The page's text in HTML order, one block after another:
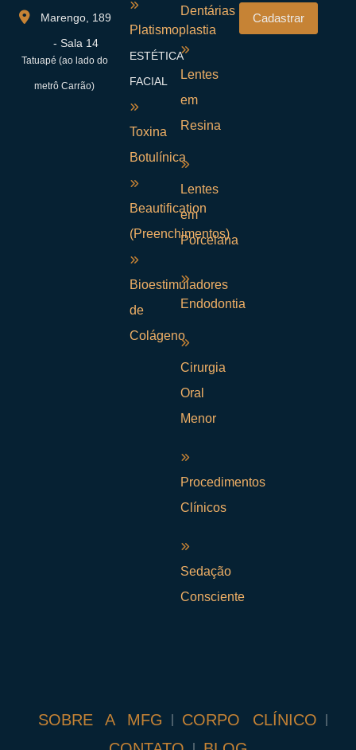
Marengo, 189
- Sala 14
Tatuapé (ao lado do
metrô Carrão)
Platismoplastia
ESTÉTICA
FACIAL
Toxina
Botulínica
Beautification
(Preenchimentos)
Bioestimuladores
de
Colágeno
Dentárias
Lentes
em
Resina
Lentes
em
Porcelana
Endodontia
Cirurgia
Oral
Menor
Procedimentos
Clínicos
Sedação
Consciente
SOBRE A MFG
CORPO CLÍNICO